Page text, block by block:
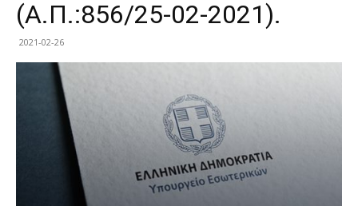
(Α.Π.:856/25-02-2021).
2021-02-26